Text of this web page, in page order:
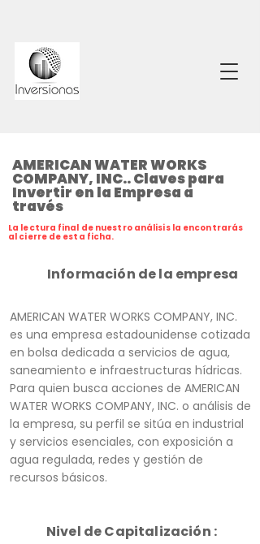
AMERICAN WATER WORKS
COMPANY, INC.. Claves para
Invertir en la Empresa a
través
La lectura final de nuestro análisis la encontrarás
al cierre de esta ficha.
Información de la empresa
AMERICAN WATER WORKS COMPANY, INC.
es una empresa estadounidense cotizada
en bolsa dedicada a servicios de agua,
saneamiento e infraestructuras hídricas.
Para quien busca acciones de AMERICAN
WATER WORKS COMPANY, INC. o análisis de
la empresa, su perfil se sitúa en industrial
y servicios esenciales, con exposición a
agua regulada, redes y gestión de
recursos básicos.
Nivel de Capitalización :